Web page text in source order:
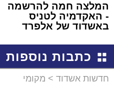
המלצה חמה להרשמה
- האקדמיה לטניס
באשדוד של אלפרד
כתבות נוספות
חדשות אשדוד > מקומי